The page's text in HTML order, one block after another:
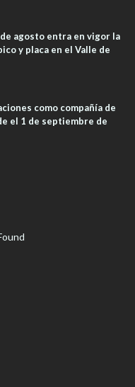
agosto entra en vigor la
y placa en el Valle de
como compañía de
el 1 de septiembre de